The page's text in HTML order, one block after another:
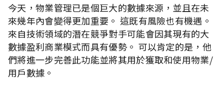
今天，物業管理已是個巨大的數據來源，並且在未
來幾年內會變得更加重要。 這既有風險也有機遇。
來自技術領域的潛在競爭對手可能會因其現有的大
數據盈利商業模式而具有優勢。 可以肯定的是，他
們將進一步完善此功能並將其用於獲取和使用物業/
用戶數據。